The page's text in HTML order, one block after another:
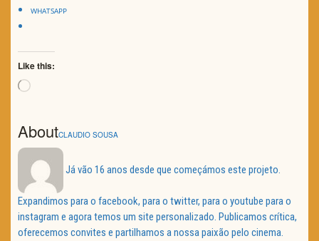
WHATSAPP
Like this:
Loading…
AboutCLAUDIO SOUSA
Já vão 16 anos desde que começámos este projeto.
Expandimos para o facebook, para o twitter, para o youtube para o
instagram e agora temos um site personalizado. Publicamos crítica,
oferecemos convites e partilhamos a nossa paixão pelo cinema.